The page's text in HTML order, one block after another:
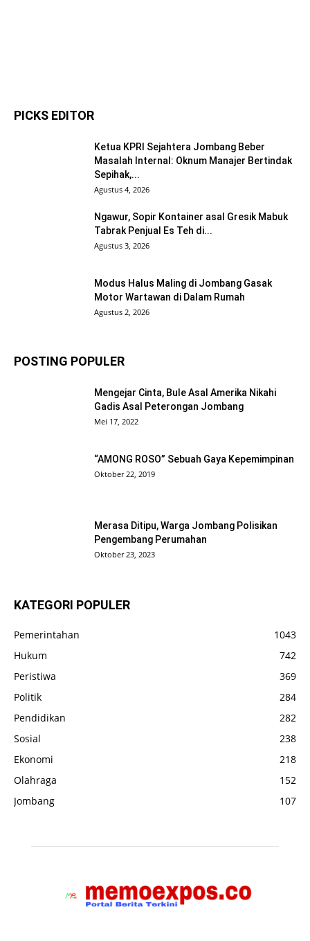
PICKS EDITOR
Ketua KPRI Sejahtera Jombang Beber
Masalah Internal: Oknum Manajer Bertindak
Sepihak,...
Agustus 4, 2026
Ngawur, Sopir Kontainer asal Gresik Mabuk
Tabrak Penjual Es Teh di...
Agustus 3, 2026
Modus Halus Maling di Jombang Gasak
Motor Wartawan di Dalam Rumah
Agustus 2, 2026
POSTING POPULER
Mengejar Cinta, Bule Asal Amerika Nikahi
Gadis Asal Peterongan Jombang
Mei 17, 2022
“AMONG ROSO” Sebuah Gaya Kepemimpinan
Oktober 22, 2019
Merasa Ditipu, Warga Jombang Polisikan
Pengembang Perumahan
Oktober 23, 2023
KATEGORI POPULER
Pemerintahan
1043
Hukum
742
Peristiwa
369
Politik
284
Pendidikan
282
Sosial
238
Ekonomi
218
Olahraga
152
Jombang
107